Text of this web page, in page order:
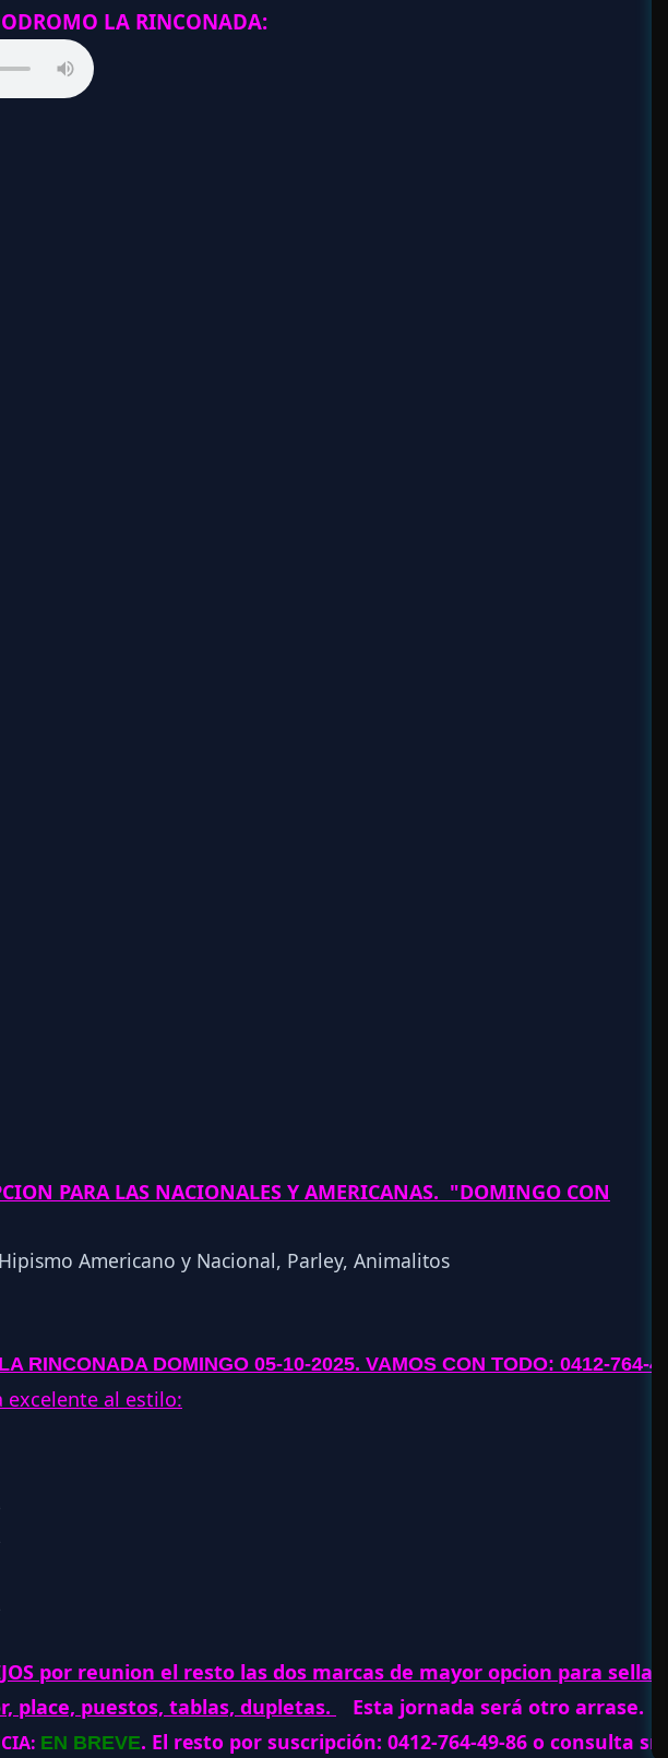
LA RINCONADA:
PARA LAS NACIONALES Y AMERICANAS. "DOMINGO CON
LA RINCONADA DOMINGO 05-10-2025. VAMOS CON TODO: 0412-764-49-
excelente al estilo:
por reunion el resto las dos marcas de mayor opcion para sellar:
place, puestos, tablas, dupletas.
Esta jornada será otro arrase.
EN BREVE. El resto por suscripción: 0412-764-49-86 o consulta sms